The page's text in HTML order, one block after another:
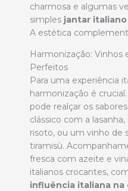
charmosa e algumas
simples jantar
A estética
Harmonização:
Perfeitos
Para uma experiência
harmonização é
pode realçar os
clássico com a
risoto, ou um vinho de
tiramisù.
fresca com azeite e
italianos crocantes,
influência italiana na